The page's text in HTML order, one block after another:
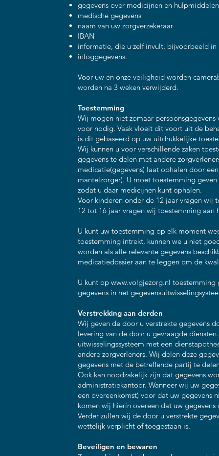
gegevens over medicijnen en hulpmiddelen
medische gegevens
naam van uw zorgverzekeraar
IBAN
informatie, die u zelf invult, bijvoorbeeld
inloggegevens.
Voor uw en onze veiligheid worden
worden na 3 weken verwijderd.
Toestemming
Wij mogen niet zomaar
voor nodig. Vaak vloeit dit voort uit de
is dit gebaseerd op uw uitdrukkelijke
Wij kunnen u voor verschillende zaken
gegevens te delen met andere
medicatie(gegevens) laat ophalen door
mantelzorger). U moet toestemming
zodat u daar medicijnen kunt ophalen.
Voor kinderen onder de 12 jaar vragen wij
12 tot 16 jaar vragen wij toestemming aan
U kunt uw toestemming op elk moment
toestemming intrekt, kunnen we u niet
worden als alle relevante gegevens
medicatiedossier aan te leggen om de
U kunt op www.volgjezorg.nl toestemming
gegevens in het
Verstrekking aan derden
Wij geven de door u verstrekte gegevens
levering van de door u gevraagde
uitwisselingssysteem met een
andere zorgverleners. Wij delen deze
gegevens met de betreffende partij te
Ook kan noodzakelijk zijn dat gegevens
administratiekantoor. Wanneer wij uw
een overeenkomst) voor dat uw
komen wij hierin overeen dat uw
Verder zullen wij de door u verstrekte
wettelijk verplicht of toegestaan is.
Beveiligen en bewaren